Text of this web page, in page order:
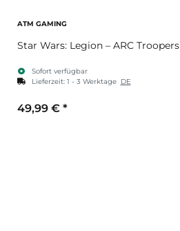
ATM GAMING
Star Wars: Legion – ARC Troopers
Sofort verfügbar
Lieferzeit: 1 - 3 Werktage DE
49,99 € *